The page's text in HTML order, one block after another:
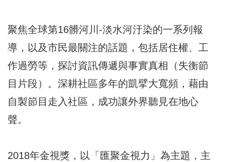
聚焦全球第16髒河川-淡水河汙染的一系列報
導，以及市民最關注的話題，包括居住權、工
作過勞等，探討資訊傳遞與事實真相（失衡節
目片段）。深耕社區多年的凱擘大寬頻，藉由
自製節目走入社區，成功讓外界聽見在地心
聲。
2018年金視獎，以「匯聚金視力」為主題，主